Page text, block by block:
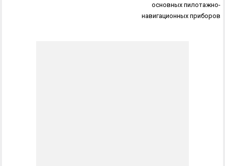
основных пилотажно-
навигационных приборов